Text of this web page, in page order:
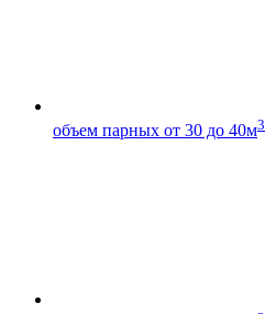
объем парных от 30 до 40м3